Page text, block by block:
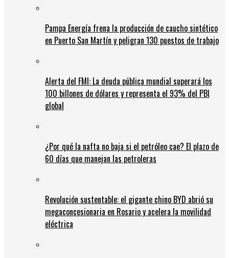
Pampa Energía frena la producción de caucho sintético
en Puerto San Martín y peligran 130 puestos de trabajo
Alerta del FMI: La deuda pública mundial superará los
100 billones de dólares y representa el 93% del PBI
global
¿Por qué la nafta no baja si el petróleo cae? El plazo de
60 días que manejan las petroleras
Revolución sustentable: el gigante chino BYD abrió su
megaconcesionaria en Rosario y acelera la movilidad
eléctrica